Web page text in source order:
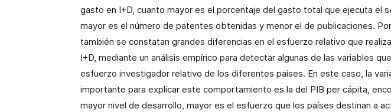
gasto en I+D, cuanto mayor es el porcentaje del gasto total que ejecuta el
mayor es el número de patentes obtenidas y menor el de publicaciones.
también se constatan grandes diferencias en el esfuerzo relativo que
I+D, mediante un análisis empírico para detectar algunas de las variables
esfuerzo investigador relativo de los diferentes países. En este caso, la
importante para explicar este comportamiento es la del PIB per cápita,
mayor nivel de desarrollo, mayor es el esfuerzo que los países destinan a